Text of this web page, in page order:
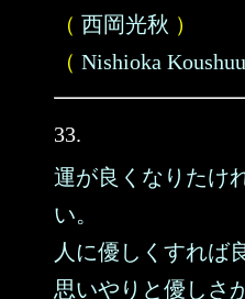
（ 西岡光秋 ）
（ Nishioka Koushuu
33.
運が良くなりたけ
い。
人に優しくすれば
思いやりと優しさ